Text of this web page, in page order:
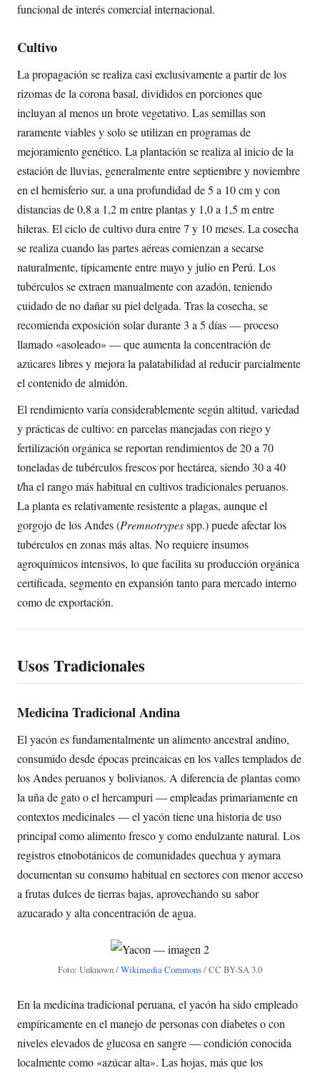
funcional de interés comercial internacional.
Cultivo
La propagación se realiza casi exclusivamente a partir de los
rizomas de la corona basal, divididos en porciones que
incluyan al menos un brote vegetativo. Las semillas son
raramente viables y solo se utilizan en programas de
mejoramiento genético. La plantación se realiza al inicio de la
estación de lluvias, generalmente entre septiembre y noviembre
en el hemisferio sur, a una profundidad de 5 a 10 cm y con
distancias de 0,8 a 1,2 m entre plantas y 1,0 a 1,5 m entre
hileras. El ciclo de cultivo dura entre 7 y 10 meses. La cosecha
se realiza cuando las partes aéreas comienzan a secarse
naturalmente, típicamente entre mayo y julio en Perú. Los
tubérculos se extraen manualmente con azadón, teniendo
cuidado de no dañar su piel delgada. Tras la cosecha, se
recomienda exposición solar durante 3 a 5 días — proceso
llamado «asoleado» — que aumenta la concentración de
azúcares libres y mejora la palatabilidad al reducir parcialmente
el contenido de almidón.
El rendimiento varía considerablemente según altitud, variedad
y prácticas de cultivo: en parcelas manejadas con riego y
fertilización orgánica se reportan rendimientos de 20 a 70
toneladas de tubérculos frescos por hectárea, siendo 30 a 40
t/ha el rango más habitual en cultivos tradicionales peruanos.
La planta es relativamente resistente a plagas, aunque el
gorgojo de los Andes (Premnotrypesspp.) puede afectar los
tubérculos en zonas más altas. No requiere insumos
agroquímicos intensivos, lo que facilita su producción orgánica
certificada, segmento en expansión tanto para mercado interno
como de exportación.
Usos Tradicionales
Medicina Tradicional Andina
El yacón es fundamentalmente un alimento ancestral andino,
consumido desde épocas preincaicas en los valles templados de
los Andes peruanos y bolivianos. A diferencia de plantas como
la uña de gato o el hercampuri — empleadas primariamente en
contextos medicinales — el yacón tiene una historia de uso
principal como alimento fresco y como endulzante natural. Los
registros etnobotánicos de comunidades quechua y aymara
documentan su consumo habitual en sectores con menor acceso
a frutas dulces de tierras bajas, aprovechando su sabor
azucarado y alta concentración de agua.
Foto: Unknown /Wikimedia Commons/ CC BY-SA 3.0
En la medicina tradicional peruana, el yacón ha sido empleado
empíricamente en el manejo de personas con diabetes o con
niveles elevados de glucosa en sangre — condición conocida
localmente como «azúcar alta». Las hojas, más que los